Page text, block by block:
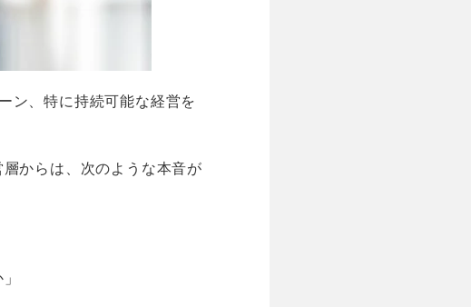
ン、特に持続可能な経営を
からは、次のような本音が